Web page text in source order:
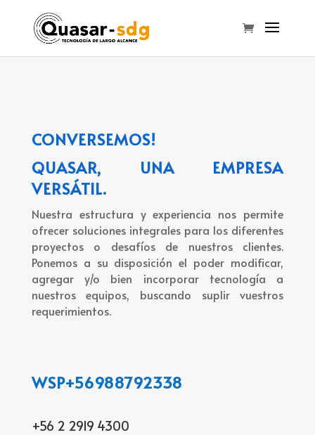
CONVERSEMOS!
QUASAR, UNA EMPRESA
VERSÁTIL.
Nuestra estructura y experiencia nos permite
ofrecer soluciones integrales para los diferentes
proyectos o desafíos de nuestros clientes.
Ponemos a su disposición el poder modificar,
agregar y/o bien incorporar tecnología a
nuestros equipos, buscando suplir vuestros
requerimientos.
WSP+56988792338
+56 2 2919 4300